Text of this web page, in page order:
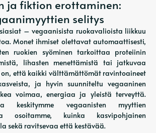
ja fiktion erottaminen:
selitys
– vegaanisista ruokavalioista liikkuu
Monet ihmiset olettavat automaattisesti,
ruokien syöminen tarkoittaa proteiinin
lihasten menettämistä tai jatkuvaa
on, että kaikki välttämättömät ravintoaineet
ja hyvin suunniteltu vegaaninen
voimaa, energiaa ja yleistä terveyttä.
keskitymme vegaanisten myyttien
osoitamme, kuinka kasvipohjainen
sekä ravitsevaa että kestävää.